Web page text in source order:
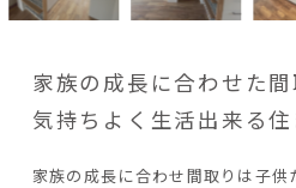
家族の成長に合わせた
気持ちよく生活出来る
家族の成長に合わせ間取りは子